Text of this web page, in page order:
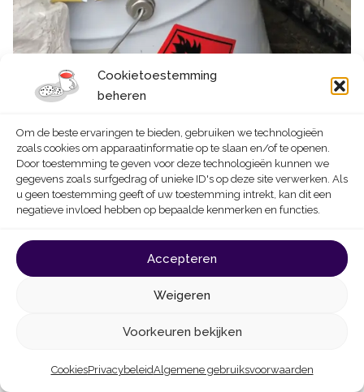
Cookietoestemming
beheren
Om de beste ervaringen te bieden, gebruiken we technologieën
zoals cookies om apparaatinformatie op te slaan en/of te openen.
Door toestemming te geven voor deze technologieën kunnen we
gegevens zoals surfgedrag of unieke ID's op deze site verwerken. Als
u geen toestemming geeft of uw toestemming intrekt, kan dit een
negatieve invloed hebben op bepaalde kenmerken en functies.
Accepteren
Weigeren
Voorkeuren bekijken
CookiesPrivacybeleidAlgemene gebruiksvoorwaarden
Aandachtspunt
De oppervlakteactieve stoffen vormen in het
onderlagen. Ze zijn doeltreffend op gladde
materialen zoals verglaasde baksteen.